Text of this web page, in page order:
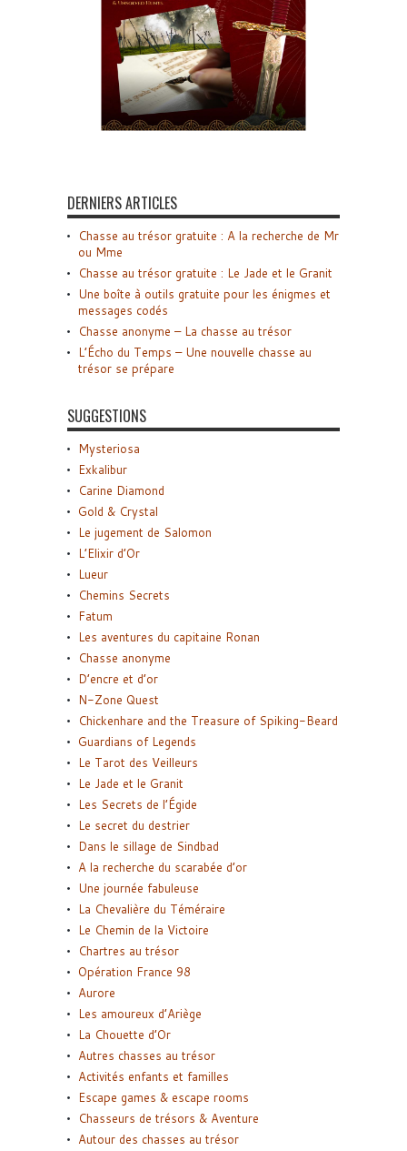
DERNIERS ARTICLES
Chasse au trésor gratuite : A la recherche de Mr
ou Mme
Chasse au trésor gratuite : Le Jade et le Granit
Une boîte à outils gratuite pour les énigmes et
messages codés
Chasse anonyme – La chasse au trésor
L’Écho du Temps – Une nouvelle chasse au
trésor se prépare
SUGGESTIONS
Mysteriosa
Exkalibur
Carine Diamond
Gold & Crystal
Le jugement de Salomon
L’Elixir d’Or
Lueur
Chemins Secrets
Fatum
Les aventures du capitaine Ronan
Chasse anonyme
D’encre et d’or
N-Zone Quest
Chickenhare and the Treasure of Spiking-Beard
Guardians of Legends
Le Tarot des Veilleurs
Le Jade et le Granit
Les Secrets de l’Égide
Le secret du destrier
Dans le sillage de Sindbad
A la recherche du scarabée d’or
Une journée fabuleuse
La Chevalière du Téméraire
Le Chemin de la Victoire
Chartres au trésor
Opération France 98
Aurore
Les amoureux d’Ariège
La Chouette d’Or
Autres chasses au trésor
Activités enfants et familles
Escape games & escape rooms
Chasseurs de trésors & Aventure
Autour des chasses au trésor